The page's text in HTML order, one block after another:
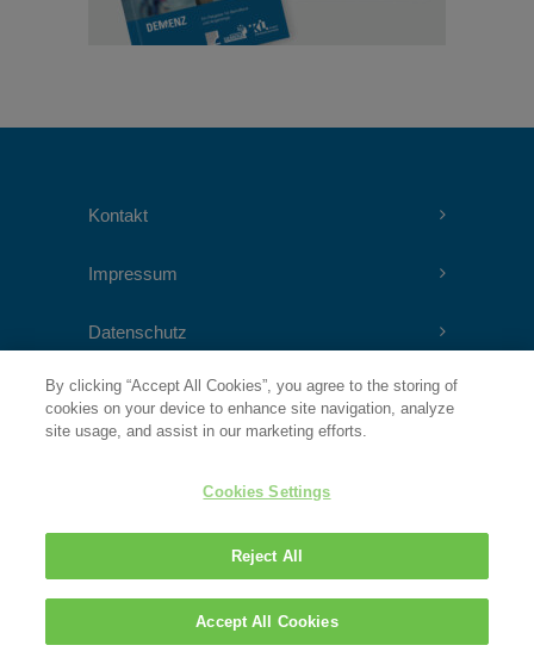
Kontakt
Impressum
Datenschutz
RATGEBER DEMENZ
By clicking “Accept All Cookies”, you agree to the storing of
cookies on your device to enhance site navigation, analyze
site usage, and assist in our marketing efforts.
Cookies Settings
Reject All
Accept All Cookies